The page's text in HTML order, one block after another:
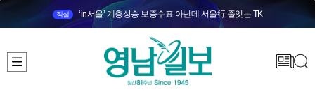
직설 ‘in서울’ 계층상승 보증수표 아닌데 서울行 줄잇는 TK